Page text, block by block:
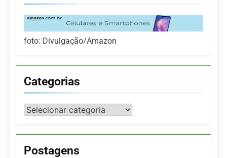
foto: Divulgação/Amazon
Categorias
Categorias
Postagens